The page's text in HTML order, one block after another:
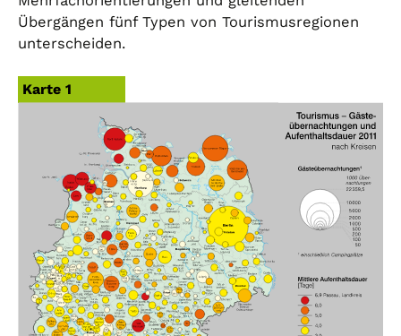
Übergängen fünf Typen von Tourismusregionen
unterscheiden.
Karte 1